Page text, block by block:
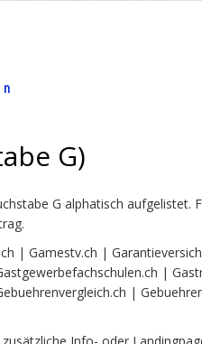
G)
G alphatisch aufgelistet.
| Gamestv.ch |
|
|